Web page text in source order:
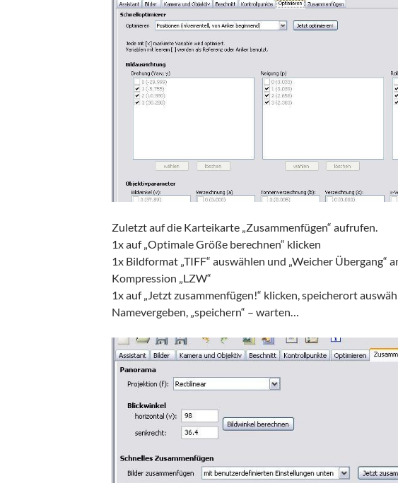
Zuletzt auf die Karteikarte „Zusammenfügen“ aufrufen.
1x auf „Optimale Größe berechnen“ klicken
1x Bildformat „TIFF“ auswählen und „Weicher Übergang“
Kompression „LZW“
1x auf „Jetzt zusammenfügen!“ klicken, speicherort
Namevergeben, „speichern“ – warten…